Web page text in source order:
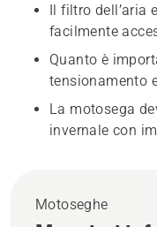
Il filtro dell’aria
facilmente
Quanto è
tensionamento
La motosega
invernale con
Motoseghe